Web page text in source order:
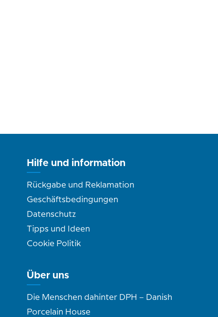
Hilfe und information
Rückgabe und Reklamation
Geschäftsbedingungen
Datenschutz
Tipps und Ideen
Cookie Politik
Über uns
Die Menschen dahinter DPH – Danish
Porcelain House